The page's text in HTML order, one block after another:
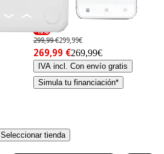
-10%
299,99 €299,99€
269,99 €269,99€
IVA incl. Con envío gratis
Simula tu financiación*
Seleccionar tienda